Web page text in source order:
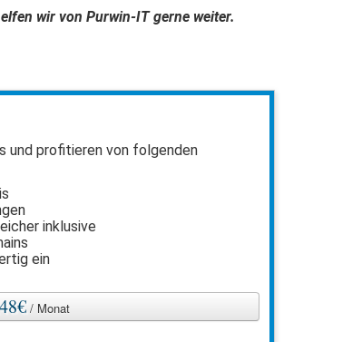
wir von Purwin-IT gerne weiter.
und profitieren von folgenden
inklusive
ein
/ Monat